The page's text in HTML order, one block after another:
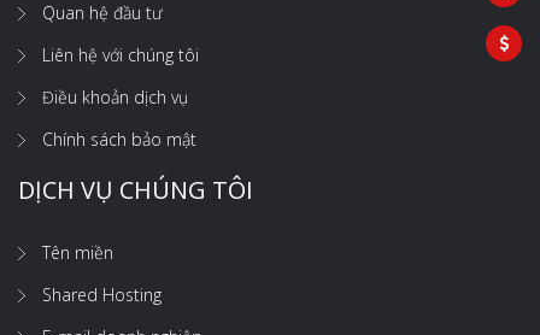
Quan hệ đầu tư
Liên hệ với chúng tôi
Điều khoản dịch vụ
Chính sách bảo mật
DỊCH VỤ CHÚNG TÔI
Tên miền
Shared Hosting